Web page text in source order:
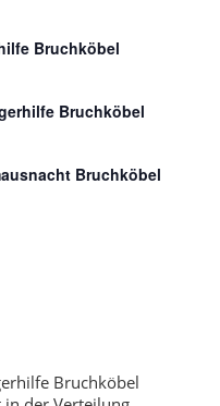
Bruchköbel
Bruchköbel
Bruchköbel
Bruchköbel